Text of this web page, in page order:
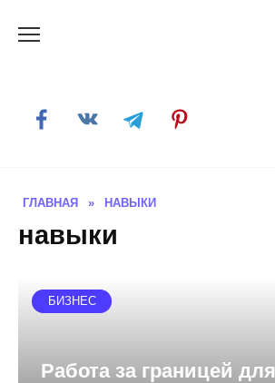
ГЛАВНАЯ » НАВЫКИ
навыки
БИЗНЕС
Работа за границей для